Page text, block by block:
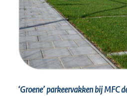
‘Groene’ parkeervakken bij MFC